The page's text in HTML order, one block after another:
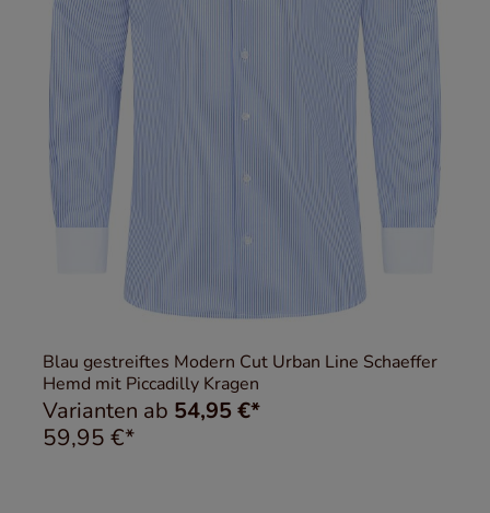
Blau gestreiftes Modern Cut Urban Line Schaeffer
Hemd mit Piccadilly Kragen
Varianten ab 54,95 €*
59,95 €*